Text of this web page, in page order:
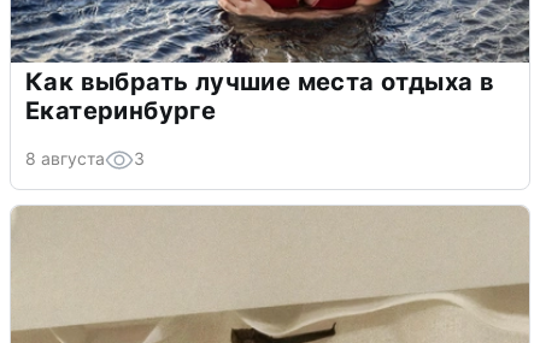
Как выбрать лучшие места отдыха в
Екатеринбурге
8 августа 3